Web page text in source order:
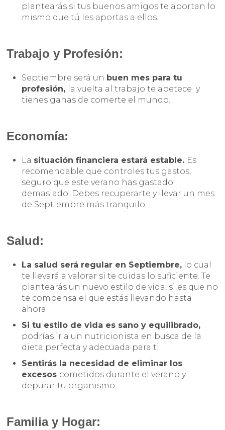
plantearás si tus buenos amigos te aportan lo
mismo que tú les aportas a ellos.
Trabajo y Profesión:
Septiembre será un buen mes para tu
profesión, la vuelta al trabajo te apetece y
tienes ganas de comerte el mundo.
Economía:
La situación financiera estará estable. Es
recomendable que controles tus gastos,
seguro que este verano has gastado
demasiado. Debes recuperarte y llevar un mes
de Septiembre más tranquilo.
Salud:
La salud será regular en Septiembre, lo cual
te llevará a valorar si te cuidas lo suficiente. Te
plantearás un nuevo estilo de vida, si es que no
te compensa el que estás llevando hasta
ahora.
Si tu estilo de vida es sano y equilibrado,
podrías ir a un nutricionista en busca de la
dieta perfecta y adecuada para ti.
Sentirás la necesidad de eliminar los
excesos cometidos durante el verano y
depurar tu organismo.
Familia y Hogar: